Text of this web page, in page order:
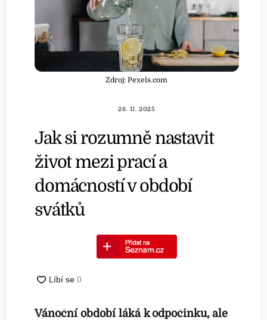
Zdroj: Pexels.com
26. 11. 2025
Jak si rozumně nastavit
život mezi prací a
domácností v období
svátků
Vánoční období láká k odpočinku, ale